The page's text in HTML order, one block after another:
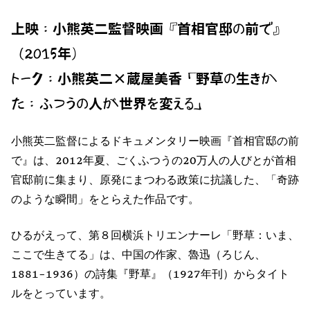
上映：小熊英二監督映画『首相官邸の前で』
（2015年）
トーク：小熊英二×蔵屋美香「野草の生きか
た：ふつうの人が世界を変える」
小熊英二監督によるドキュメンタリー映画『首相官邸の前
で』は、2012年夏、ごくふつうの20万人の人びとが首相
官邸前に集まり、原発にまつわる政策に抗議した、「奇跡
のような瞬間」をとらえた作品です。
ひるがえって、第８回横浜トリエンナーレ「野草：いま、
ここで生きてる」は、中国の作家、魯迅（ろじん、
1881–1936）の詩集『野草』（1927年刊）からタイト
ルをとっています。